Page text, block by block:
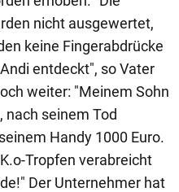
nicht ausgewertet,
keine Fingerabdrücke
entdeckt", so Vater
weiter: "Meinem Sohn
nach seinem Tod
Handy 1000 Euro.
Tropfen verabreicht
Der Unternehmer hat